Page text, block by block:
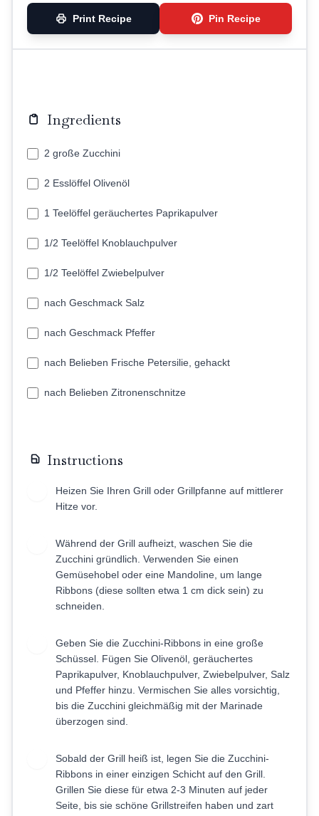
Print Recipe Pin Recipe
Ingredients
2 große Zucchini
2 Esslöffel Olivenöl
1 Teelöffel geräuchertes Paprikapulver
1/2 Teelöffel Knoblauchpulver
1/2 Teelöffel Zwiebelpulver
nach Geschmack Salz
nach Geschmack Pfeffer
nach Belieben Frische Petersilie, gehackt
nach Belieben Zitronenschnitze
Instructions
Heizen Sie Ihren Grill oder Grillpfanne auf mittlerer
Hitze vor.
Während der Grill aufheizt, waschen Sie die
Zucchini gründlich. Verwenden Sie einen
Gemüsehobel oder eine Mandoline, um lange
Ribbons (diese sollten etwa 1 cm dick sein) zu
schneiden.
Geben Sie die Zucchini-Ribbons in eine große
Schüssel. Fügen Sie Olivenöl, geräuchertes
Paprikapulver, Knoblauchpulver, Zwiebelpulver, Salz
und Pfeffer hinzu. Vermischen Sie alles vorsichtig,
bis die Zucchini gleichmäßig mit der Marinade
überzogen sind.
Sobald der Grill heiß ist, legen Sie die Zucchini-
Ribbons in einer einzigen Schicht auf den Grill.
Grillen Sie diese für etwa 2-3 Minuten auf jeder
Seite, bis sie schöne Grillstreifen haben und zart